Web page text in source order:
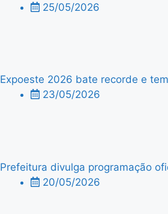
25/05/2026
Expoeste 2026 bate recorde e
23/05/2026
Prefeitura divulga programação
20/05/2026